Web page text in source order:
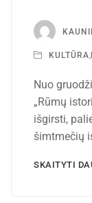
KULTŪRA,
Nuo
„Rūmų
išgirsti,
šimtmečių
SKAITYTI